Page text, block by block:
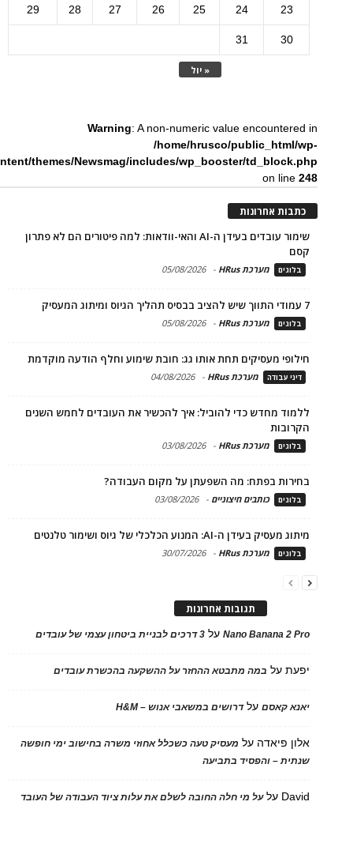
« יול
23
24
25
26
27
28
29
30
31
Warning: A non-numeric value encountered in
/home/hrusco/public_html/wp-
themes/Newsmag/includes/wp_booster/td_block.php
on line248
כתבות אחרונות
שימור עובדים בעידן ה-AI והאי-וודאות: למה פיטורים הם לא פתרון
קסם
בלוגים מערכת HRus -
05/08/2026
7 עמודי התווך שיש להציב בבסיס תהליך הגיוס ומיתוג המעסיק
בלוגים מערכת HRus -
05/08/2026
חילופי מעסיקים תחת אותו גג: חובת שימוע וחלף הודעה מוקדמת
דיני עבודה מערכת HRus -
04/08/2026
ללמוד מחדש כדי להוביל: איך להכשיר את העובדים לחמש השנים
הקרובות
בלוגים מערכת HRus -
03/08/2026
בחירות בפתח: מה השפעתן על מקום העבודה?
בלוגים כותבים חיצוניים -
03/08/2026
מיתוג מעסיק בעידן ה-AI: המנוע הכלכלי של גיוס ושימור טלנטים
בלוגים מערכת HRus -
30/07/2026
תגובות אחרונות
Nano Banana 2 Proעל 3 דרכים לבניית ביטחון עצמי של עובדים
יפעתעל במה מתבטא ההחזר על ההשקעה בהכשרת עובדים
יאנא קאסםעלדרושים במשאבי אנוש – H&M
אלון פיאדה על מעסיק טעה כשכלל אחוזי משרה בחישוב ימי חופשה
שנתית – והפסיד בתביעה
David עלעל מי חלה החובה לשלם את עלות ציוד העבודה של העובד